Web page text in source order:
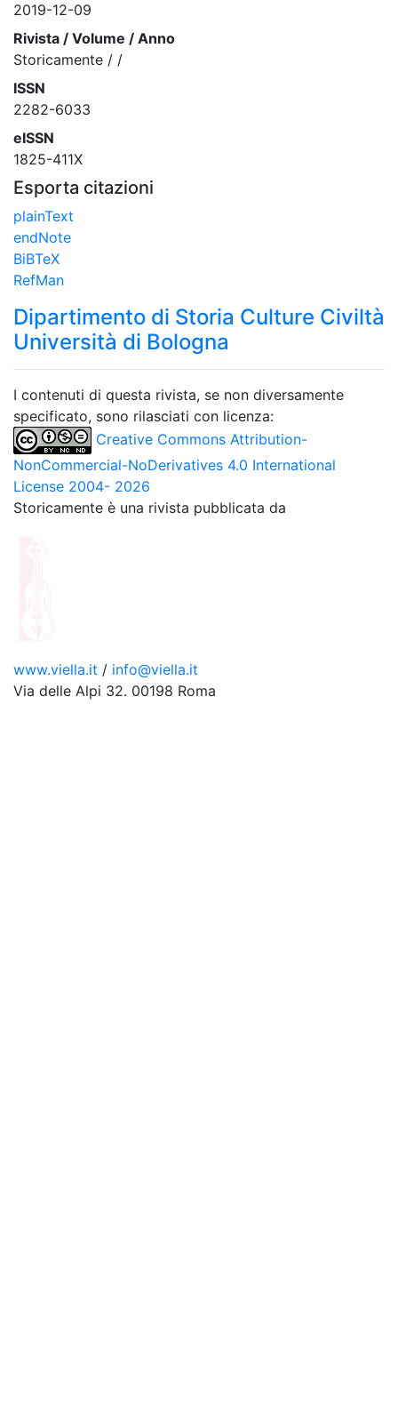
2019-12-09
Rivista / Volume / Anno
Storicamente / /
ISSN
2282-6033
eISSN
1825-411X
Esporta citazioni
plainText
endNote
BiBTeX
RefMan
Dipartimento di Storia Culture Civiltà
Università di Bologna
I contenuti di questa rivista, se non diversamente
specificato, sono rilasciati con licenza:
Creative Commons Attribution-
NonCommercial-NoDerivatives 4.0 International
License 2004- 2026
Storicamente è una rivista pubblicata da
www.viella.it / info@viella.it
Via delle Alpi 32. 00198 Roma